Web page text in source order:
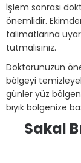
İşlem sonrası
önemlidir.
talimatlarına
tutmalısınız.
Doktorunuzun
bölgeyi
günler yüz
bıyık bölgenize
Sakal